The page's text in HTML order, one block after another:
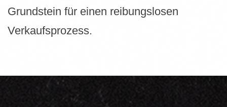
Grundstein für einen reibungslosen
Verkaufsprozess.